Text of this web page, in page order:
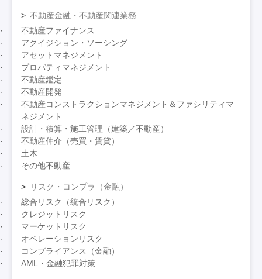
不動産金融・不動産関連業務
不動産ファイナンス
アクイジション・ソーシング
アセットマネジメント
プロパティマネジメント
不動産鑑定
不動産開発
不動産コンストラクションマネジメント＆ファシリティマ
ネジメント
設計・積算・施工管理（建築／不動産）
不動産仲介（売買・賃貸）
土木
その他不動産
リスク・コンプラ（金融）
総合リスク（統合リスク）
クレジットリスク
マーケットリスク
オペレーションリスク
コンプライアンス（金融）
AML・金融犯罪対策